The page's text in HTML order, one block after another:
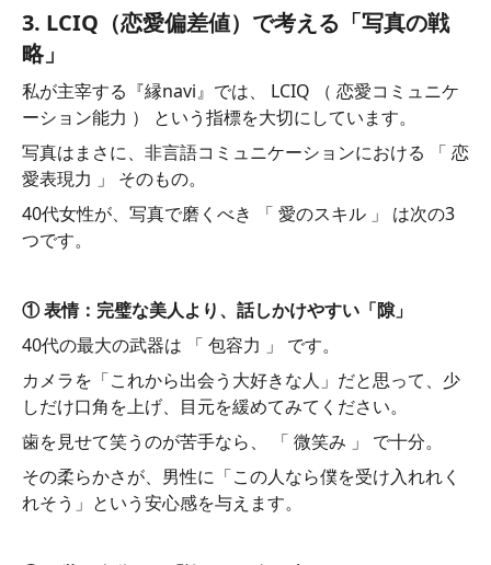
3. LCIQ（恋愛偏差値）で考える「写真の戦
略」
私が主宰する『縁navi』では、 LCIQ （ 恋愛コミュニケ
ーション能力 ） という指標を大切にしています。
写真はまさに、非言語コミュニケーションにおける 「 恋
愛表現力 」 そのもの。
40代女性が、写真で磨くべき 「 愛のスキル 」 は次の3
つです。
① 表情：完璧な美人より、話しかけやすい「隙」
40代の最大の武器は 「 包容力 」 です。
カメラを「これから出会う大好きな人」だと思って、少
しだけ口角を上げ、目元を緩めてみてください。
歯を見せて笑うのが苦手なら、 「 微笑み 」 で十分。
その柔らかさが、男性に「この人なら僕を受け入れれく
れそう」という安心感を与えます。